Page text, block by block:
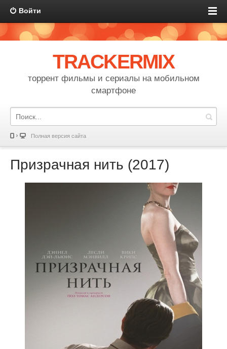
Войти
TRACKERMIX
торрент фильмы и сериалы на мобильном
смартфоне
Полная версия сайта
Призрачная нить (2017)